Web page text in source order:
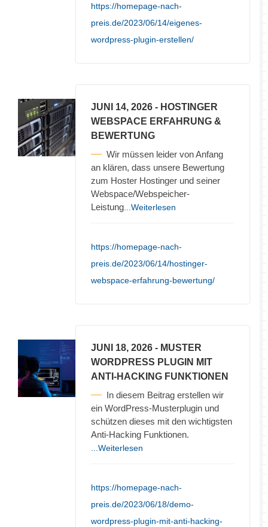
https://homepage-nach-
preis.de/2023/06/14/eigenes-
wordpress-plugin-erstellen/
JUNI 14, 2026 - HOSTINGER
WEBSPACE ERFAHRUNG &
BEWERTUNG
Wir müssen leider von Anfang
an klären, dass unsere Bewertung
zum Hoster Hostinger und seiner
Webspace/Webspeicher-
Leistung ...Weiterlesen
https://homepage-nach-
preis.de/2023/06/14/hostinger-
webspace-erfahrung-bewertung/
JUNI 18, 2026 - MUSTER
WORDPRESS PLUGIN MIT
ANTI-HACKING FUNKTIONEN
In diesem Beitrag erstellen wir
ein WordPress-Musterplugin und
schützen dieses mit den wichtigsten
Anti-Hacking Funktionen.
...Weiterlesen
https://homepage-nach-
preis.de/2023/06/18/demo-
wordpress-plugin-mit-anti-hacking-